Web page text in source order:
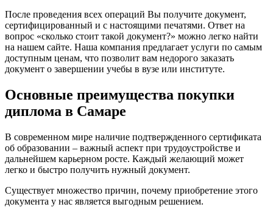
После проведения всех операций Вы получите документ,
сертифицированный и с настоящими печатями. Ответ на
вопрос «сколько стоит такой документ?» можно легко найти
на нашем сайте. Наша компания предлагает услуги по самым
доступным ценам, что позволит вам недорого заказать
документ о завершении учебы в вузе или институте.
Основные преимущества покупки
диплома в Самаре
В современном мире наличие подтвержденного сертификата
об образовании – важный аспект при трудоустройстве и
дальнейшем карьерном росте. Каждый желающий может
легко и быстро получить нужный документ.
Существует множество причин, почему приобретение этого
документа у нас является выгодным решением.